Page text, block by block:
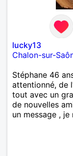
lucky13
Chalon-sur-
Stéphane 46
attentionné, de
tout avec un
de nouvelles
un message ,